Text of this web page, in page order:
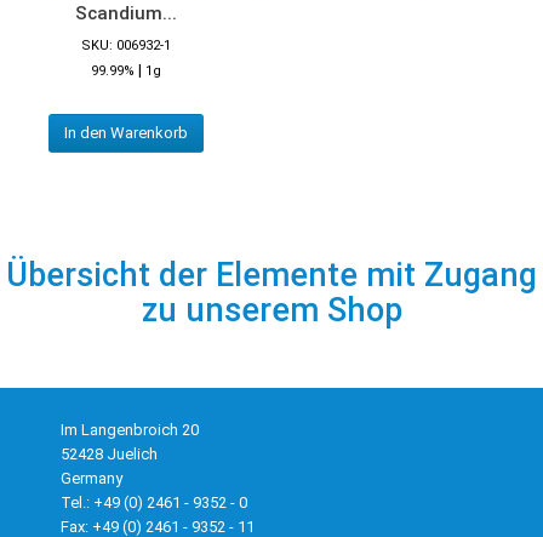
Scandium...
SKU: 006932-1
99.99% | 1g
In den Warenkorb
Übersicht der Elemente mit Zugang
zu unserem Shop
Im Langenbroich 20
52428 Juelich
Germany
Tel.: +49 (0) 2461 - 9352 - 0
Fax: +49 (0) 2461 - 9352 - 11